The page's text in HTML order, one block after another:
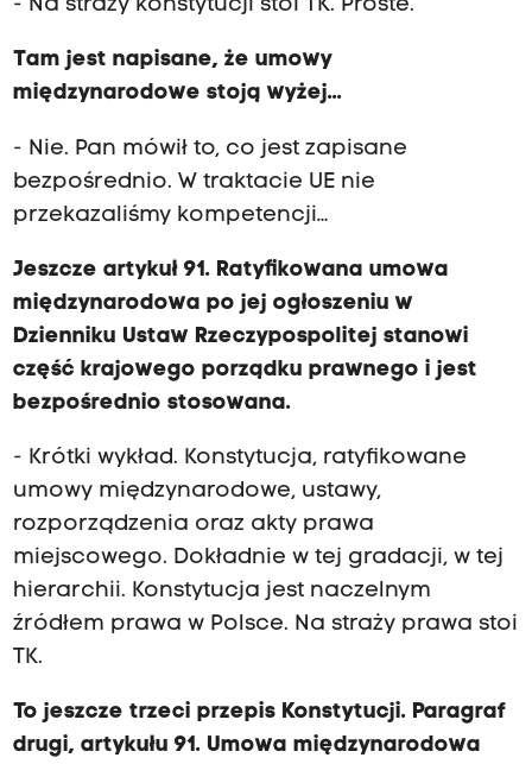
- Na straży konstytucji stoi TK. Proste.
Tam jest napisane, że umowy
międzynarodowe stoją wyżej...
- Nie. Pan mówił to, co jest zapisane
bezpośrednio. W traktacie UE nie
przekazaliśmy kompetencji…
Jeszcze artykuł 91. Ratyfikowana umowa
międzynarodowa po jej ogłoszeniu w
Dzienniku Ustaw Rzeczypospolitej stanowi
część krajowego porządku prawnego i jest
bezpośrednio stosowana.
- Krótki wykład. Konstytucja, ratyfikowane
umowy międzynarodowe, ustawy,
rozporządzenia oraz akty prawa
miejscowego. Dokładnie w tej gradacji, w tej
hierarchii. Konstytucja jest naczelnym
źródłem prawa w Polsce. Na straży prawa stoi
TK.
To jeszcze trzeci przepis Konstytucji. Paragraf
drugi, artykułu 91. Umowa międzynarodowa